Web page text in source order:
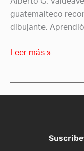
guatemalteco
dibujante.
Leer más »